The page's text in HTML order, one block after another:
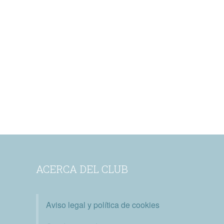
ACERCA DEL CLUB
Aviso legal y política de cookies